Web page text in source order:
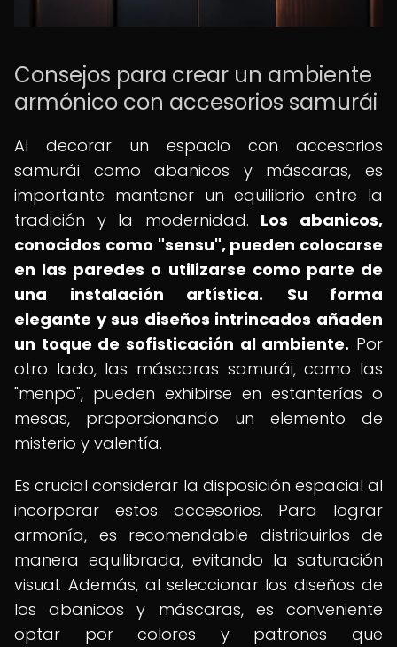
Consejos para crear un ambiente
armónico con accesorios samurái
Al decorar un espacio con accesorios
samurái como abanicos y máscaras, es
importante mantener un equilibrio entre la
tradición y la modernidad. Los abanicos,
conocidos como "sensu", pueden colocarse
en las paredes o utilizarse como parte de
una instalación artística.
Su forma
elegante y sus diseños intrincados añaden
un toque de sofisticación al ambiente. Por
otro lado, las máscaras samurái, como las
"menpo", pueden exhibirse en estanterías o
mesas, proporcionando un elemento de
misterio y valentía.
Es crucial considerar la disposición espacial al
incorporar estos accesorios. Para lograr
armonía, es recomendable distribuirlos de
manera equilibrada, evitando la saturación
visual. Además, al seleccionar los diseños de
los abanicos y máscaras, es conveniente
optar por colores y patrones que